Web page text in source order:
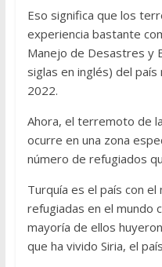
Eso significa que los
experiencia bastante
Manejo de Desastres y
siglas en inglés) del
2022.
Ahora, el terremoto de
ocurre en una zona
número de refugiados
Turquía es el país con
refugiadas en el mundo
mayoría de ellos
que ha vivido Siria, el